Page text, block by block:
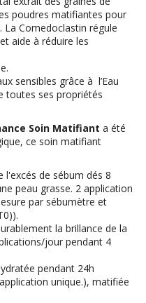
poudres matifiantes pour
Comedoclastin régule
aide à réduire les
sensibles grâce à l’Eau
toutes ses propriétés
Soin Matifiant a été
ce soin matifiant
l'excés de sébum dés 8
peau grasse. 2 application
par sébumètre et
la brillance de la
jour pendant 4
pendant 24h
unique.), matifiée